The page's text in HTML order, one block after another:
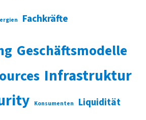
Fachkräfte
Geschäftsmodelle
Infrastruktur
Konsumenten Liquidität